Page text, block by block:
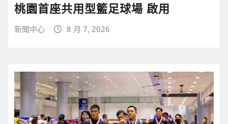
桃園首座共用型籃足球場 啟用
新聞中心 8 月 7, 2026